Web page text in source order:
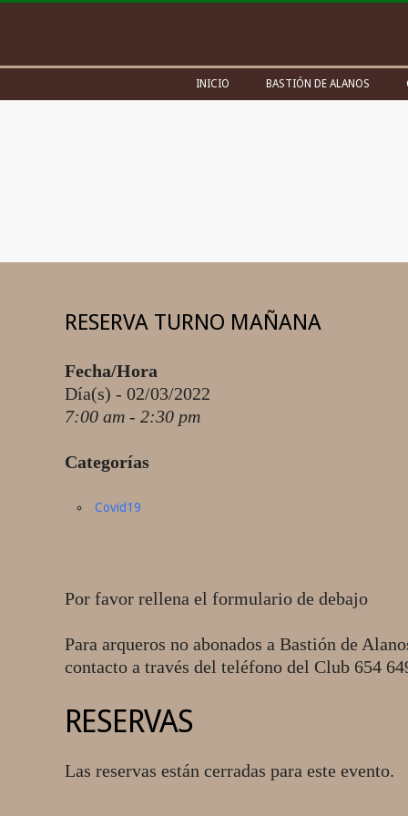
Navigation
INICIO BASTIÓN DE ALANOS
RESERVA TURNO MAÑANA
Fecha/Hora
Día(s) - 02/03/2022
7:00 am - 2:30 pm
Categorías
Covid19
Por favor rellena el formulario de debajo
Para arqueros no abonados a Bastión de
contacto a través del teléfono del Club 654
RESERVAS
Las reservas están cerradas para este evento.